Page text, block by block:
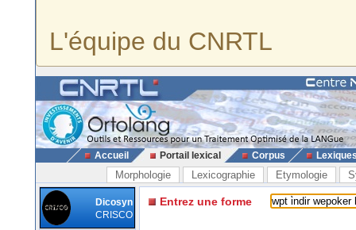
L'équipe du CNRTL
Accueil Portail lexical Corpus
Morphologie Lexicographie Etymologie
Dicosyn
CRISCO
Entrez une forme